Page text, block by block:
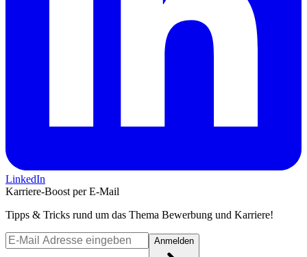
LinkedIn
Karriere-Boost per E-Mail
Tipps & Tricks rund um das Thema Bewerbung und Karriere!
Anmelden